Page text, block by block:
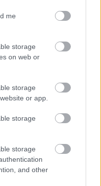
me
storage
on web or
storage
or app.
storage
storage
and other